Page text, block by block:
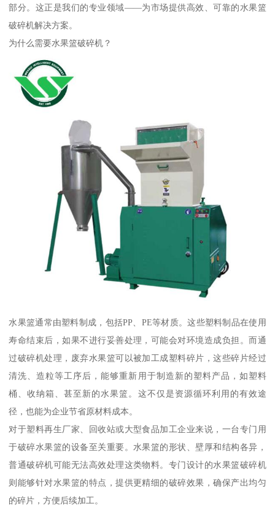
部分。这正是我们的专业领域——为市场提供高效、可靠的水果篮
破碎机解决方案。
为什么需要水果篮破碎机？
水果篮通常由塑料制成，包括PP、PE等材质。这些塑料制品在使用
寿命结束后，如果不进行妥善处理，可能会对环境造成负担。而通
过破碎机处理，废弃水果篮可以被加工成塑料碎片，这些碎片经过
清洗、造粒等工序后，能够重新用于制造新的塑料产品，如塑料
桶、收纳箱、甚至新的水果篮。这不仅是资源循环利用的有效途
径，也能为企业节省原材料成本。
对于塑料再生厂家、回收站或大型食品加工企业来说，一台专门用
于破碎水果篮的设备至关重要。水果篮的形状、壁厚和结构各异，
普通破碎机可能无法高效处理这类物料。专门设计的水果篮破碎机
则能够针对水果篮的特点，提供更精细的破碎效果，确保产出均匀
的碎片，方便后续加工。